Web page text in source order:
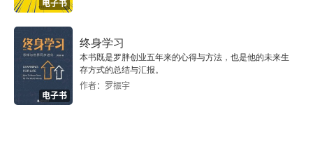
电子书
电子书
终身学习
本书既是罗胖创业五年来的心得与方法，也是他的未来生
存方式的总结与汇报。
作者：罗振宇